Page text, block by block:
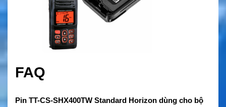
FAQ
Pin TT-CS-SHX400TW Standard Horizon dùng cho bộ